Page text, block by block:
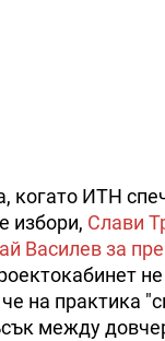
когато ИТН
избори, Слави
Василев за
на практика
между